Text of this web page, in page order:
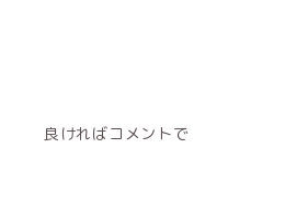
良ければコメントで